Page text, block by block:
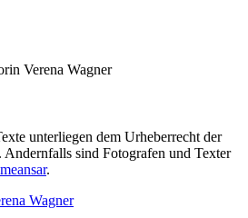
Verena Wagner
unterliegen dem Urheberrecht der
sind Fotografen und Texter
.
Wagner